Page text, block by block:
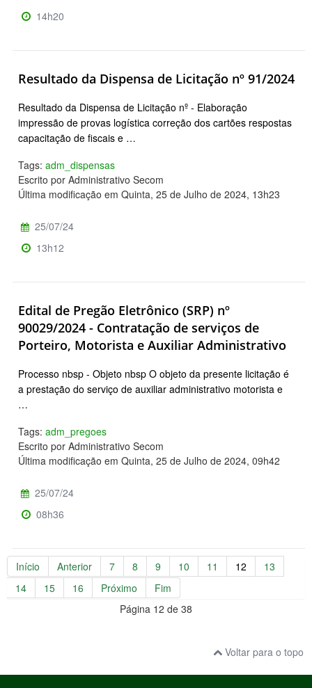
14h20
Resultado da Dispensa de Licitação nº 91/2024
Resultado da Dispensa de Licitação nº - Elaboração
impressão de provas logística correção dos cartões respostas
capacitação de fiscais e …
Tags: adm_dispensas
Escrito por Administrativo Secom
Última modificação em Quinta, 25 de Julho de 2024, 13h23
25/07/24
13h12
Edital de Pregão Eletrônico (SRP) nº
90029/2024 - Contratação de serviços de
Porteiro, Motorista e Auxiliar Administrativo
Processo nbsp - Objeto nbsp O objeto da presente licitação é
a prestação do serviço de auxiliar administrativo motorista e
…
Tags: adm_pregoes
Escrito por Administrativo Secom
Última modificação em Quinta, 25 de Julho de 2024, 09h42
25/07/24
08h36
Início Anterior 7 8 9 10 11 12
13
14
15 16 Próximo
Fim
Página 12 de 38
Voltar para o topo